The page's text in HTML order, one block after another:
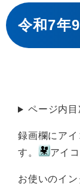
本
文
令和7年
ページ内目
録画欄にア
す。
アイ
お使いのイ